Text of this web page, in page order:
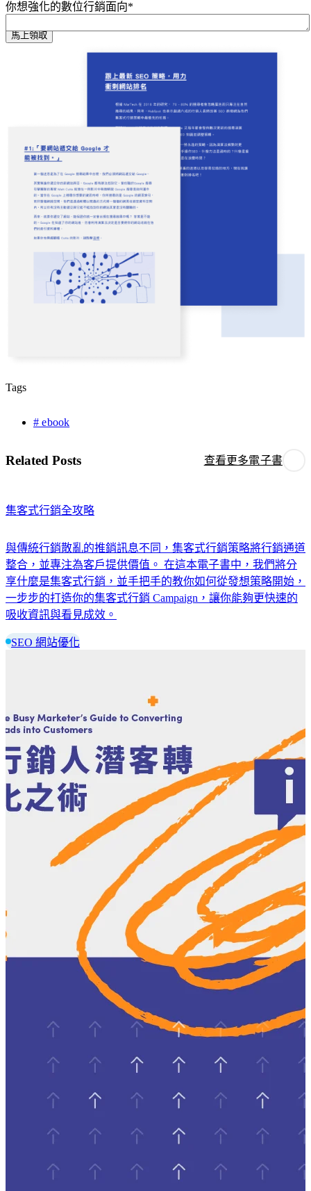
Tags
# ebook
你想強化的數位行銷面向*
Related Posts 查看更多電子書
集客式行銷全攻略
與傳統行銷散亂的推銷訊息不同，集客式行銷策略將行銷通道
整合，並專注為客戶提供價值。 在這本電子書中，我們將分
享什麼是集客式行銷，並手把手的教你如何從發想策略開始，
一步步的打造你的集客式行銷 Campaign，讓你能夠更快速的
吸收資訊與看見成效。
SEO 網站優化